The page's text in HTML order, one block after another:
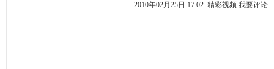
2010年02月25日 17:02 精彩视频 我要评论